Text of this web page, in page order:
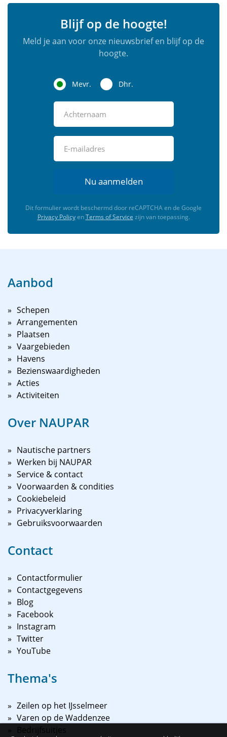
Blijf op de hoogte!
Meld je aan voor onze nieuwsbrief en blijf op de
hoogte.
Mevr. Dhr.
Nu aanmelden
Dit formulier wordt beschermd door reCAPTCHA en de Google
Privacy PolicyenTerms of Service zijn van toepassing.
Aanbod
Schepen
Arrangementen
Plaatsen
Vaargebieden
Havens
Bezienswaardigheden
Acties
Activiteiten
Over NAUPAR
Nautische partners
Werken bij NAUPAR
Service & contact
Voorwaarden & condities
Cookiebeleid
Privacyverklaring
Gebruiksvoorwaarden
Contact
Contactformulier
Contactgegevens
Blog
Facebook
Instagram
Twitter
YouTube
Thema's
Zeilen op het IJsselmeer
Varen op de Waddenzee
Bedrijfsuitjes